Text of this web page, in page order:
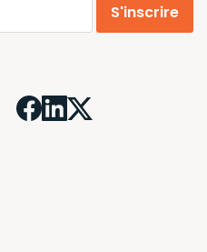
S'inscrire